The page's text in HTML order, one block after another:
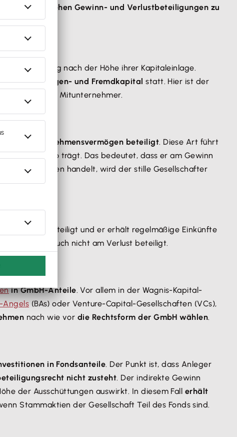
stehen Gewinn- und Verlustbeteiligungen zu
deren Haftung nach der Höhe ihrer Kapitaleinlage.
aus Eigen- und Fremdkapitalstatt. Hier ist der
Beteiligte kein Mitunternehmer.
am Unternehmensvermögen beteiligt. Diese Art führt
trägt. Das bedeutet, dass er am Gewinn
Unternehmen handelt, wird der stille Gesellschafter
Gewinn beteiligt und er erhält regelmäßige Einkünfte
und damit auch nicht am Verlust beteiligt.
in GmbH-Anteile. Vor allem in der Wagnis-Kapital-
Angels (BAs) oder Venture-Capital-Gesellschaften (VCs),
nach wie vor die Rechtsform der GmbH wählen.
in Fondsanteile. Der Punkt ist, dass Anleger
nicht zusteht. Der indirekte Gewinn
der Ausschüttungen auswirkt. In diesem Fall erhält
Stammaktien der Gesellschaft Teil des Fonds sind.